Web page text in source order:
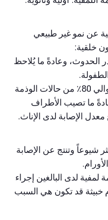
عن نمو غير طبيعي
خلقية:
الحدوث، وعادةً ما يُلاحظ
الطفولة.
الظهور المتأخر (حوالي 80٪ من حالات الوذمة
عادةً ما تصيب الأطراف
معدل الإصابة لدى الإناث.
شيوعاً وتنتج عن الإصابة
لدى البالغين إجراء
خبيثة قد تكون هي السبب